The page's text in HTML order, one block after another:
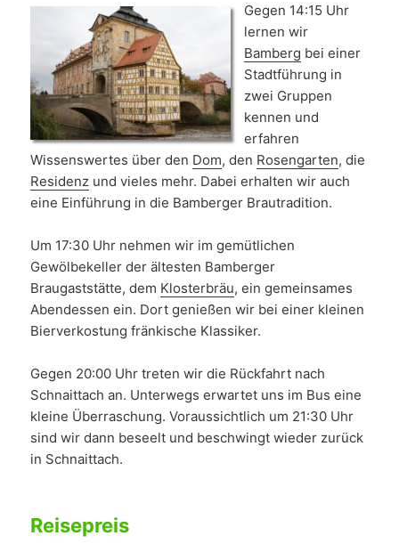
Gegen 14:15 Uhr
lernen wir
Bamberg bei einer
Stadtführung in
zwei Gruppen
kennen und
erfahren
Wissenswertes über den Dom, den Rosengarten, die
Residenz und vieles mehr. Dabei erhalten wir auch
eine Einführung in die Bamberger Brautradition.
Um 17:30 Uhr nehmen wir im gemütlichen
Gewölbekeller der ältesten Bamberger
Braugaststätte, dem Klosterbräu, ein gemeinsames
Abendessen ein. Dort genießen wir bei einer kleinen
Bierverkostung fränkische Klassiker.
Gegen 20:00 Uhr treten wir die Rückfahrt nach
Schnaittach an. Unterwegs erwartet uns im Bus eine
kleine Überraschung. Voraussichtlich um 21:30 Uhr
sind wir dann beseelt und beschwingt wieder zurück
in Schnaittach.
Reisepreis